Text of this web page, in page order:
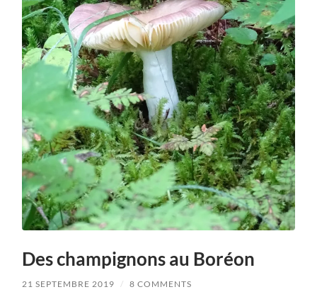
Des champignons au Boréon
21 SEPTEMBRE 2019 / 8 COMMENTS